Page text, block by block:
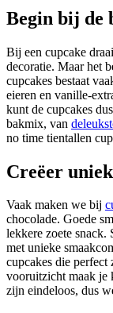
Begin bij de
Bij een cupcake
decoratie. Maar het
cupcakes bestaat
eieren en vanille-
kunt de cupcakes
bakmix, van
no time tientallen
Creëer
Vaak maken we bij
chocolade. Goede
lekkere zoete snack.
met unieke
cupcakes die perfect
vooruitzicht maak je
zijn eindeloos, dus